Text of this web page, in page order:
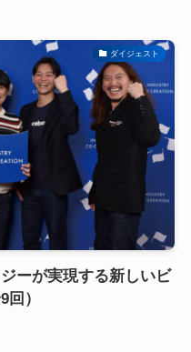
ダイジェスト
ーが実現する新しいビ
）